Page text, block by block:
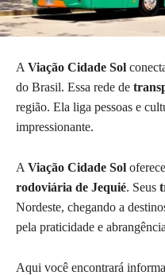
A Viação Cidade Sol
do Brasil. Essa rede de
região. Ela liga pessoas e
impressionante.
A Viação Cidade Sol
rodoviária de Jequié. Seus
Nordeste, chegando a
pela praticidade e
Aqui você encontrará